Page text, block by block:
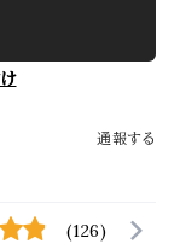
通報する
(126)